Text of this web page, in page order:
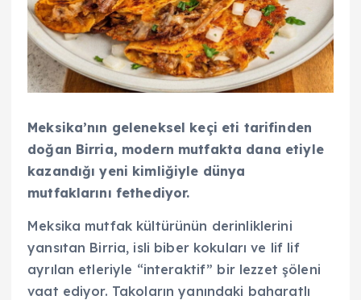
Meksika’nın geleneksel keçi eti tarifinden
doğan Birria, modern mutfakta dana etiyle
kazandığı yeni kimliğiyle dünya
mutfaklarını fethediyor.
Meksika mutfak kültürünün derinliklerini
yansıtan Birria, isli biber kokuları ve lif lif
ayrılan etleriyle “interaktif” bir lezzet şöleni
vaat ediyor. Takoların yanındaki baharatlı